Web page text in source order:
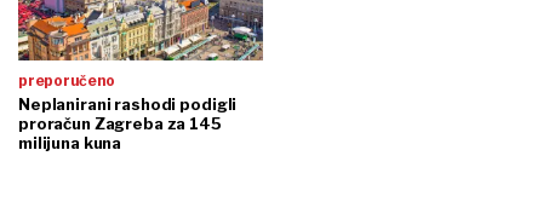
preporučeno
Neplanirani rashodi podigli
proračun Zagreba za 145
milijuna kuna